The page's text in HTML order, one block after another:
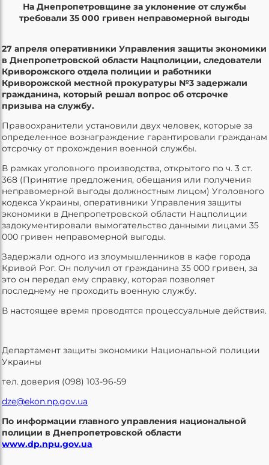
На Днепропетровщине за уклонение от службы
требовали 35 000 гривен неправомерной выгоды
27 апреля оперативники Управления защиты экономики
в Днепропетровской области Нацполиции, следователи
Криворожского отдела полиции и работники
Криворожской местной прокуратуры №3 задержали
гражданина, который решал вопрос об отсрочке
призыва на службу.
Правоохранители установили двух человек, которые за
определенное вознаграждение гарантировали гражданам
отсрочку от прохождения военной службы.
В рамках уголовного производства, открытого по ч. 3 ст.
368 (Принятие предложения, обещания или получения
неправомерной выгоды должностным лицом) Уголовного
кодекса Украины, оперативники Управления защиты
экономики в Днепропетровской области Нацполиции
задокументировали вымогательство данными лицами 35
000 гривен неправомерной выгоды.
Задержали одного из злоумышленников в кафе города
Кривой Рог. Он получил от гражданина 35 000 гривен, за
это он передал ему справку, которая позволяет
последнему не проходить военную службу.
В настоящее время проводятся процессуальные действия.
Департамент защиты экономики Национальной полиции
Украины
тел. доверия (098) 103-96-59
dze@ekon.np.gov.ua
По информации главного управления национальной
полиции в Днепропетровской области
www.dp.npu.gov.ua